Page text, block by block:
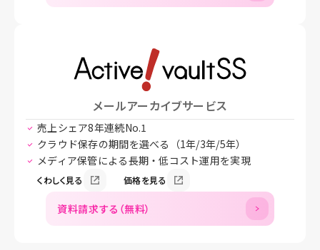
メールアーカイブサービス
売上シェア8年連続No.1
クラウド保存の期間を選べる（1年/3年/5年）
メディア保管による長期・低コスト運用を実現
くわしく見る 価格を見る
資料請求する（無料）